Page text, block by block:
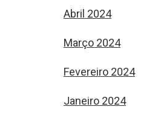
Abril 2024
Março 2024
Fevereiro 2024
Janeiro 2024